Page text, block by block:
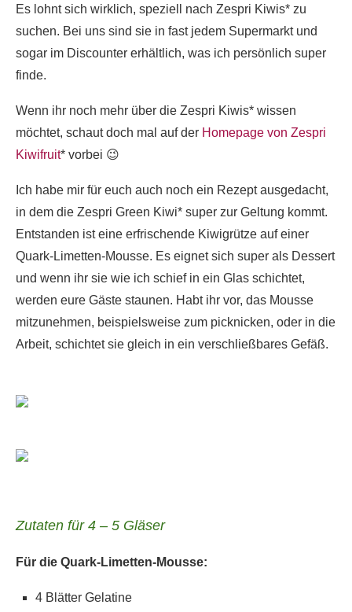
Es lohnt sich wirklich, speziell nach Zespri Kiwis* zu
suchen. Bei uns sind sie in fast jedem Supermarkt und
sogar im Discounter erhältlich, was ich persönlich super
finde.
Wenn ihr noch mehr über die Zespri Kiwis* wissen
möchtet, schaut doch mal auf der Homepage von Zespri
Kiwifruit* vorbei 😉
Ich habe mir für euch auch noch ein Rezept ausgedacht,
in dem die Zespri Green Kiwi* super zur Geltung kommt.
Entstanden ist eine erfrischende Kiwigrütze auf einer
Quark-Limetten-Mousse. Es eignet sich super als Dessert
und wenn ihr sie wie ich schief in ein Glas schichtet,
werden eure Gäste staunen. Habt ihr vor, das Mousse
mitzunehmen, beispielsweise zum picknicken, oder in die
Arbeit, schichtet sie gleich in ein verschließbares Gefäß.
Zutaten für 4 – 5 Gläser
Für die Quark-Limetten-Mousse:
4 Blätter Gelatine